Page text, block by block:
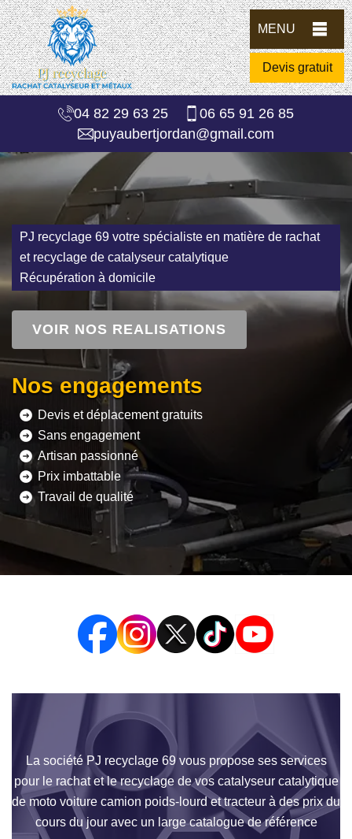
MENU
Devis gratuit
04 82 29 63 25
06 65 91 26 85
puyaubertjordan@gmail.com
PJ recyclage 69 votre spécialiste en matière de rachat
et recyclage de catalyseur catalytique
Récupération à domicile
VOIR NOS REALISATIONS
Nos engagements
Devis et déplacement gratuits
Sans engagement
Artisan passionné
Prix imbattable
Travail de qualité
La société PJ recyclage 69 vous propose ses services
pour le rachat et le recyclage de vos catalyseur catalytique
de moto voiture camion poids-lourd et tracteur à des prix du
cours du jour avec un large catalogue de référence